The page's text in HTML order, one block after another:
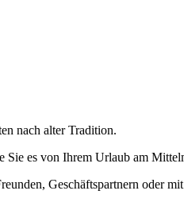
nach alter Tradition.
es von Ihrem Urlaub am
Geschäftspartnern oder